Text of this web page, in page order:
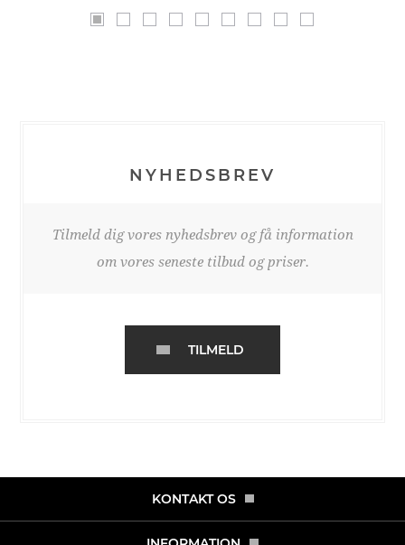
NYHEDSBREV
Tilmeld dig vores nyhedsbrev og få information
om vores seneste tilbud og priser.
TILMELD
KONTAKT OS